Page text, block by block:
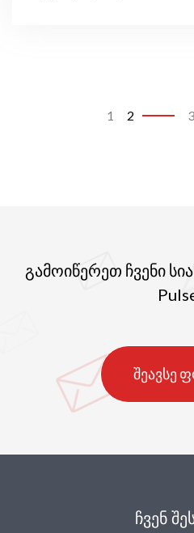
1 2 3
გამოიწერეთ ჩვენი
შეავსე
ᲩᲕᲔᲜ